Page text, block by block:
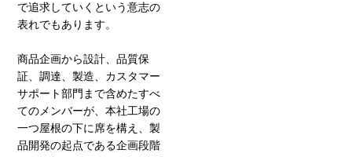
で追求していくという意志の
表れでもあります。
商品企画から設計、品質保
証、調達、製造、カスタマー
サポート部門まで含めたすべ
てのメンバーが、本社工場の
一つ屋根の下に席を構え、製
品開発の起点である企画段階